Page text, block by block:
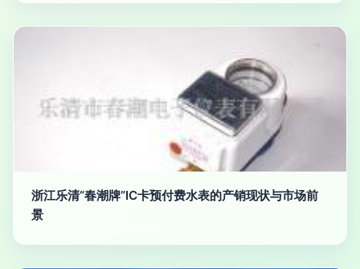
浙江乐清“春潮牌”IC卡预付费水表的产销现状与市场前
景